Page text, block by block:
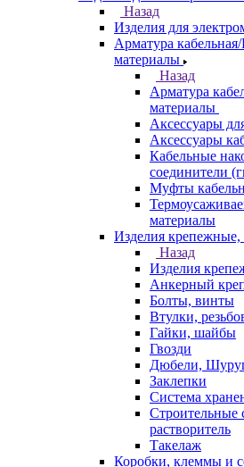
Назад
Изделия для
Арматура
материалы
Назад
Арматура
материалы
Аксессуары
Аксессуары
Кабельные
соединители
Муфты
материалы
Изделия крепежные,
Назад
Изделия
Анкерный
Болты, винты
Втулки,
Гайки, шайбы
Гвозди
Дюбели,
Заклепки
Система
Строительные
растворитель
Такелаж
Коробки, клеммы и